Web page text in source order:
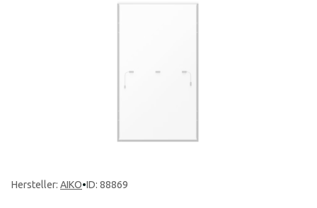
Hersteller: AIKO•ID: 88869